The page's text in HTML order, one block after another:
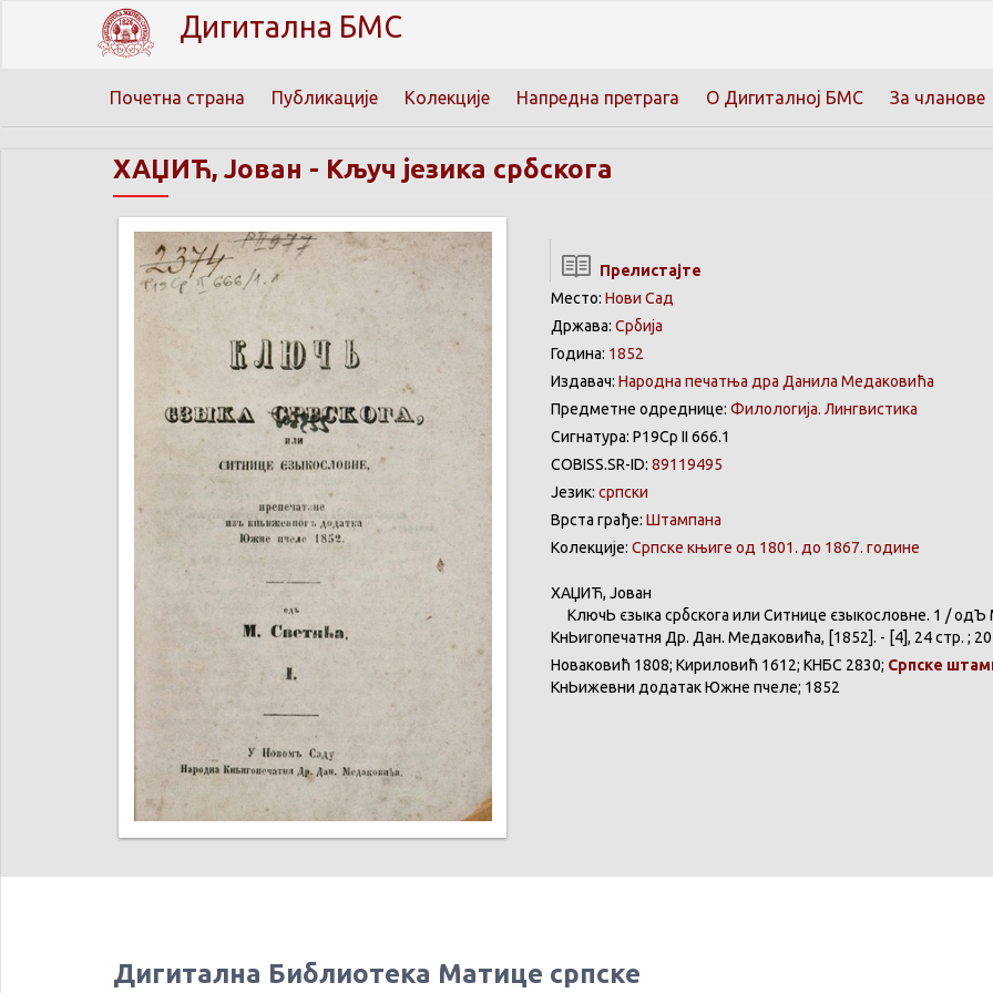
Дигитална БМС
Почетна страна Публикације Колекције Напредна претрага О Дигиталној БМС За чланове
ХАЏИЋ, Јован - Кључ језика србскога
Прелистајте
Место: Нови Сад
Држава: Србија
Година: 1852
Издавач: Народна печатња дра Данила Медаковића
Предметне одреднице: Филологија. Лингвистика
Сигнатура: Р19Ср II 666.1
COBISS.SR-ID: 89119495
Језик: српски
Врста грађе: Штампана
Колекције: Српске књиге од 1801. до 1867. године
ХАЏИЋ, Јован
КлючЬ єзыка србскога или Ситнице єзыкословне. 1 / одЪ
КнЬигопечатня Др. Дан. Медаковића, [1852]. - [4], 24 стр. ;
Новаковић 1808; Кириловић 1612; КНБС 2830; Српске
КнЬижевни додатакЮжне пчеле; 1852
Дигитална Библиотека Матице српске